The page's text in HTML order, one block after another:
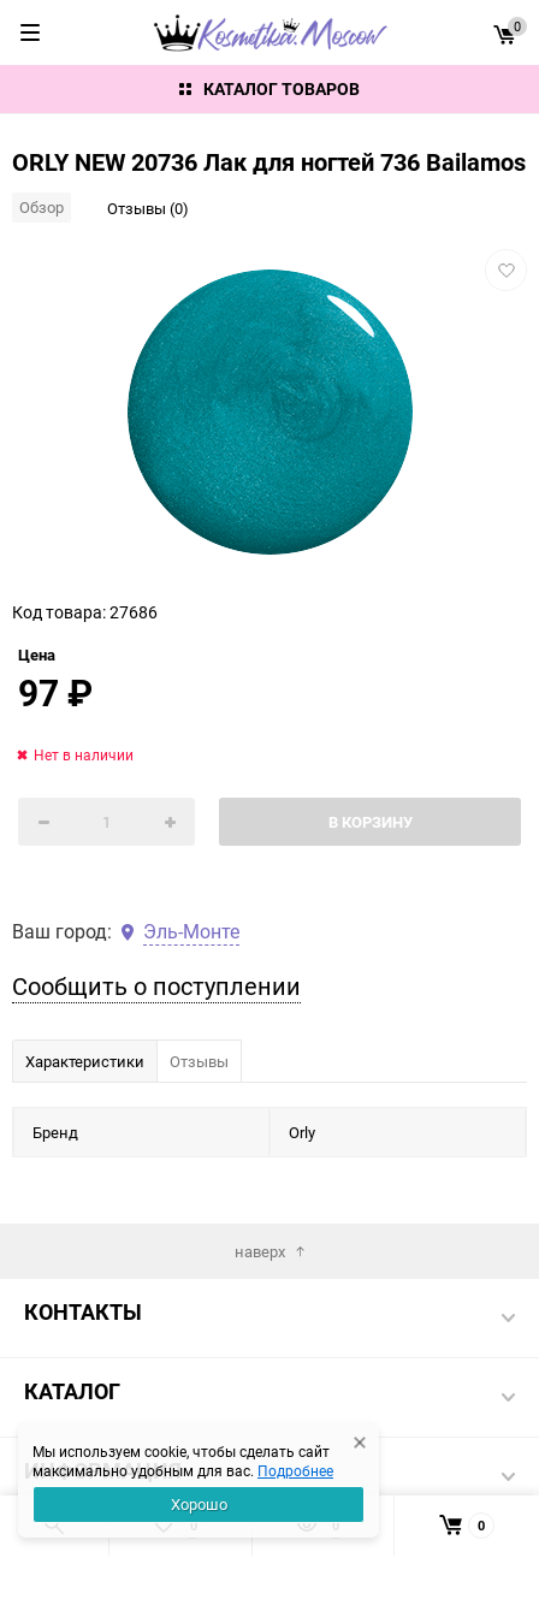
Мы используем cookie, чтобы сделать сайт
максимально удобным для вас. Подробнее
Хорошо
КАТАЛОГ ТОВАРОВ
0
ORLY NEW 20736 Лак для ногтей 736 Bailamos
Обзор Отзывы (0)
Код товара: 27686
Цена
97₽
В КОРЗИНУ
Нет в наличии
Ваш город: Эль-Монте
Сообщить о поступлении
Характеристики Отзывы
Бренд Orly
наверх
КОНТАКТЫ
КАТАЛОГ
ИНФОРМАЦИЯ
© 2020-2026 KOSMETIKA.MOSCOW. Информация не является
0 0 0